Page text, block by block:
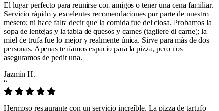
El lugar perfecto para reunirse con amigos o tener una cena familiar.
Servicio rápido y excelentes recomendaciones por parte de nuestro
mesero; ni hace falta decir que la comida fue deliciosa. Probamos la
sopa de lentejas y la tabla de quesos y carnes (tagliere di carne); la
miel de trufa fue lo mejor y realmente única. Sirve para más de dos
personas. Apenas teníamos espacio para la pizza, pero nos
aseguramos de pedir una.
Jazmin H.
“
Hermoso restaurante con un servicio increíble. La pizza de tartufo